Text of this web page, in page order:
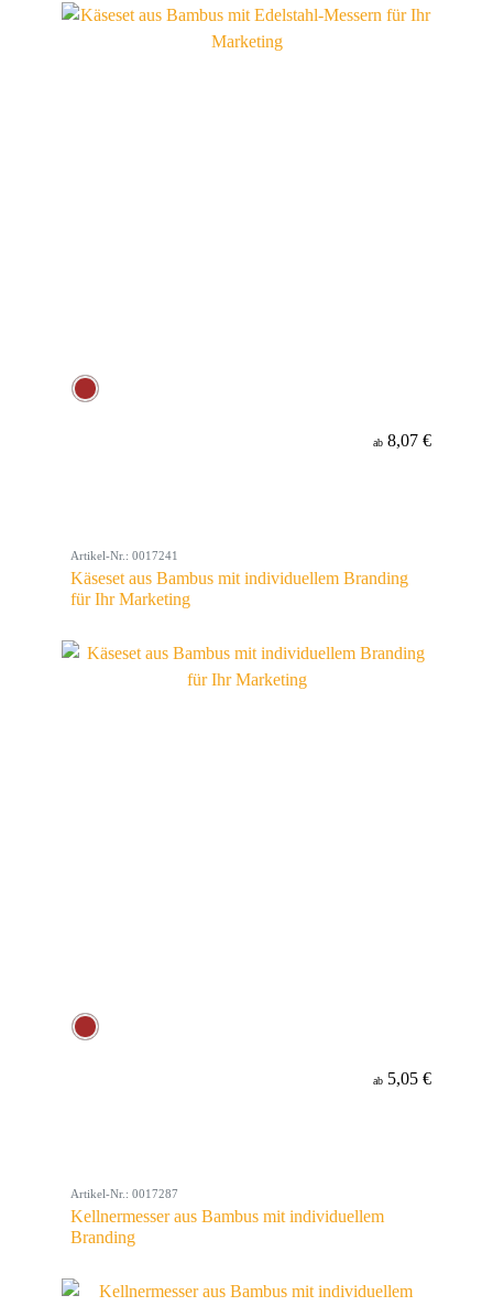
ab 8,07 €
Artikel-Nr.: 0017241
Käseset aus Bambus mit individuellem Branding
für Ihr Marketing
ab 5,05 €
Artikel-Nr.: 0017287
Kellnermesser aus Bambus mit individuellem
Branding